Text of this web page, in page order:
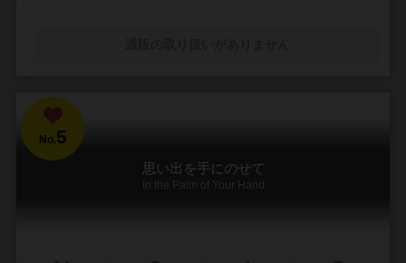
No.5
思い出を手にのせて
In the Palm of Your Hand